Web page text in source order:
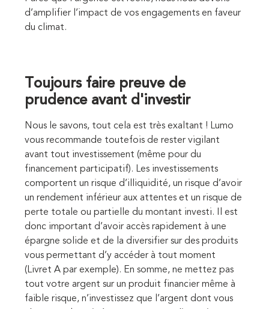
d’amplifier l’impact de vos engagements en faveur
du climat.
Toujours faire preuve de
prudence avant d'investir
Nous le savons, tout cela est très exaltant ! Lumo
vous recommande toutefois de rester vigilant
avant tout investissement (même pour du
financement participatif). Les investissements
comportent un risque d’illiquidité, un risque d’avoir
un rendement inférieur aux attentes et un risque de
perte totale ou partielle du montant investi. Il est
donc important d’avoir accès rapidement à une
épargne solide et de la diversifier sur des produits
vous permettant d’y accéder à tout moment
(Livret A par exemple). En somme, ne mettez pas
tout votre argent sur un produit financier même à
faible risque, n’investissez que l’argent dont vous